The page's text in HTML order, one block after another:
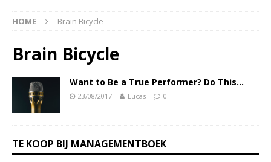
HOME Brain Bicycle
Brain Bicycle
Want to Be a True Performer? Do This…
23/08/2017 Lucas 0
TE KOOP BIJ MANAGEMENTBOEK